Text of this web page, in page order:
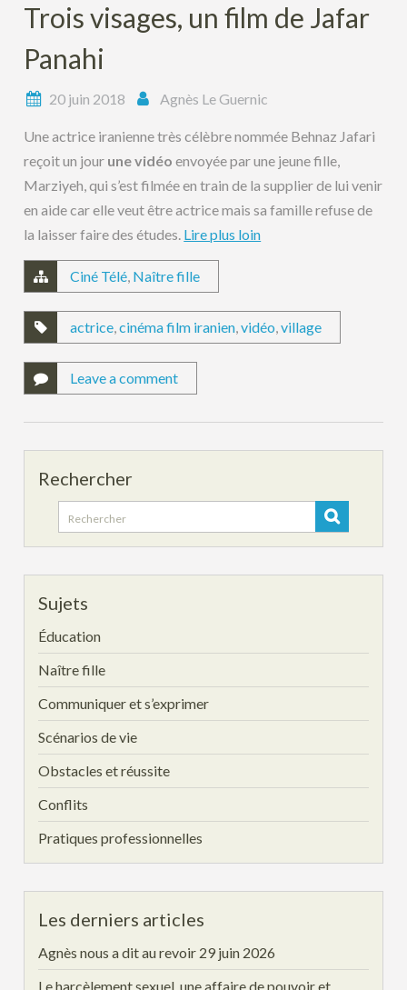
Trois visages, un film de Jafar
Panahi
20 juin 2018 Agnès Le Guernic
Une actrice iranienne très célèbre nommée Behnaz Jafari
reçoit un jour une vidéo envoyée par une jeune fille,
Marziyeh, qui s’est filmée en train de la supplier de lui venir
en aide car elle veut être actrice mais sa famille refuse de
la laisser faire des études. Lire plus loin
Ciné Télé, Naître fille
actrice,cinéma film iranien,vidéo,village
Leave a comment
Rechercher
Search
for:
Sujets
Éducation
Naître fille
Communiquer et s’exprimer
Scénarios de vie
Obstacles et réussite
Conflits
Pratiques professionnelles
Les derniers articles
Agnès nous a dit au revoir 29 juin 2026
Le harcèlement sexuel, une affaire de pouvoir et